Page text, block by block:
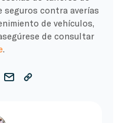
seguros contra averías
de vehículos,
de consultar
.